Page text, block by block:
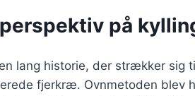
på
lang historie, der strækker
fjerkræ. Ovnmetoden blev